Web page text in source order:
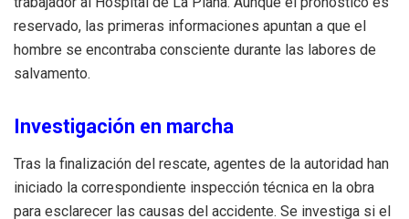
reservado, las primeras informaciones apuntan a que el
hombre se encontraba consciente durante las labores de
salvamento.
Investigación en marcha
Tras la finalización del rescate, agentes de la autoridad han
iniciado la correspondiente inspección técnica en la obra
para esclarecer las causas del accidente. Se investiga si el